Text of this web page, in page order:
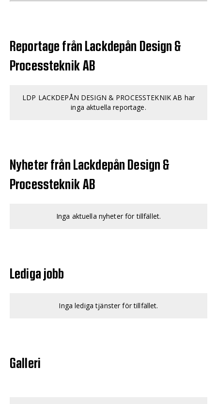
Reportage från Lackdepån Design &
Processteknik AB
LDP LACKDEPÅN DESIGN & PROCESSTEKNIK AB har
inga aktuella reportage.
Nyheter från Lackdepån Design &
Processteknik AB
Inga aktuella nyheter för tillfället.
Lediga jobb
Inga lediga tjänster för tillfället.
Galleri